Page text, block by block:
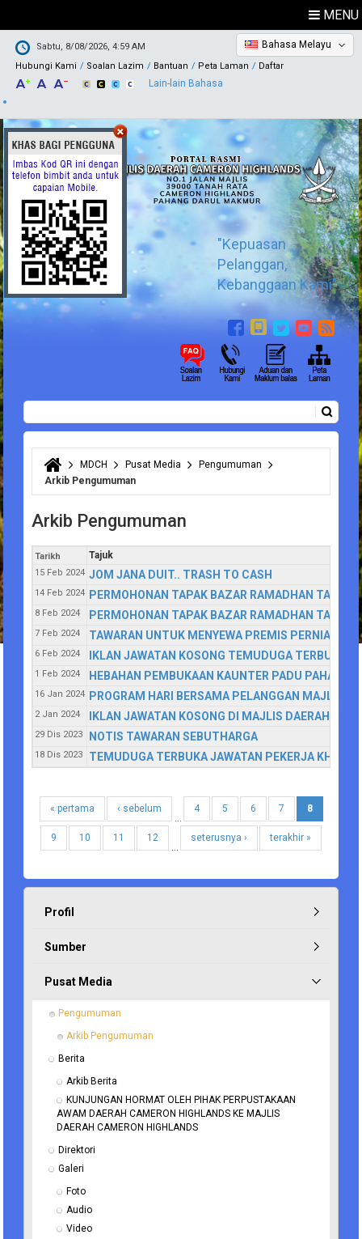
MENU
Sabtu, 8/08/2026, 4:59 AM
Hubungi Kami
Soalan Lazim Bantuan Peta Laman Daftar
Bahasa Melayu
Lain-lain Bahasa
"Kepuasan
Pelanggan,
Kebanggaan Kami"
Borang carian
Anda di sini
MDCH Pusat Media
Pengumuman
Arkib Pengumuman
Arkib Pengumuman
Tarikh Tajuk
15 Feb 2024 JOM JANA DUIT.. TRASH TO CASH
14 Feb 2024 PERMOHONAN TAPAK BAZAR RAMADHAN TAHUN
8 Feb 2024 PERMOHONAN TAPAK BAZAR RAMADHAN TAHUN
7 Feb 2024 TAWARAN UNTUK MENYEWA PREMIS
6 Feb 2024 IKLAN JAWATAN KOSONG TEMUDUGA TERBUKA
1 Feb 2024 HEBAHAN PEMBUKAAN KAUNTER PADU PAHANG
16 Jan 2024 PROGRAM HARI BERSAMA PELANGGAN MAJLIS
2 Jan 2024 IKLAN JAWATAN KOSONG DI MAJLIS DAERAH
29 Dis 2023 NOTIS TAWARAN SEBUTHARGA
18 Dis 2023 TEMUDUGA TERBUKA JAWATAN PEKERJA
« pertama
‹ sebelum
…
4 5 6 7 8
9 10 11
12
…
seterusnya › terakhir »
Profil
Sumber
Pusat Media
Pengumuman
Arkib Pengumuman
Berita
Arkib Berita
KUNJUNGAN HORMAT OLEH PIHAK PERPUSTAKAAN
AWAM DAERAH CAMERON HIGHLANDS KE MAJLIS
DAERAH CAMERON HIGHLANDS
Direktori
Galeri
Foto
Audio
Video